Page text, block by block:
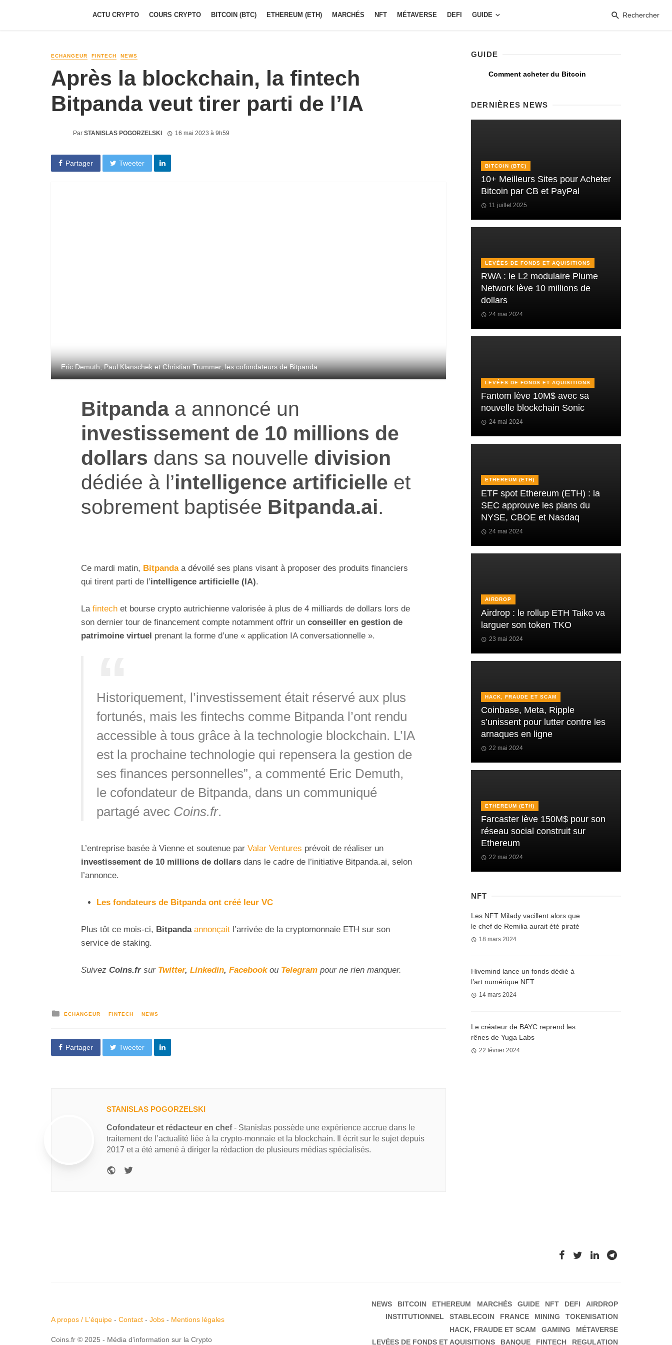
ACTU CRYPTO COURS CRYPTO BITCOIN (BTC) ETHEREUM (ETH) MARCHÉS NFT MÉTAVERSE DEFI GUIDE Rechercher
ECHANGEUR FINTECH NEWS
Après la blockchain, la fintech
Bitpanda veut tirer parti de l’IA
Par STANISLAS POGORZELSKI 16 mai 2023 à 9h59
Partager Tweeter
Eric Demuth, Paul Klanschek et Christian Trummer, les cofondateurs de Bitpanda
Bitpanda a annoncé un
investissement de 10 millions de
dollars dans sa nouvelle division
dédiée à l’intelligence artificielle et
sobrement baptisée Bitpanda.ai.
Ce mardi matin, Bitpandaa dévoilé ses plans visant à proposer des produits financiers
qui tirent parti de l’intelligence artificielle (IA).
La fintech et bourse crypto autrichienne valorisée à plus de 4 milliards de dollars lors de
son dernier tour de financement compte notamment offrir un conseiller en gestion de
patrimoine virtuel prenant la forme d’une « application IA conversationnelle ».
Historiquement, l’investissement était réservé aux plus
fortunés, mais les fintechs comme Bitpanda l’ont rendu
accessible à tous grâce à la technologie blockchain. L’IA
est la prochaine technologie qui repensera la gestion de
ses finances personnelles”, a commenté Eric Demuth,
le cofondateur de Bitpanda, dans un communiqué
partagé avec Coins.fr.
L’entreprise basée à Vienne et soutenue par Valar Ventures prévoit de réaliser un
investissement de 10 millions de dollars dans le cadre de l’initiative Bitpanda.ai, selon
l’annonce.
Les fondateurs de Bitpanda ont créé leur VC
Plus tôt ce mois-ci, Bitpanda annonçait l’arrivée de la cryptomonnaie ETH sur son
service de staking.
Suivez Coins.fr sur Twitter, Linkedin, Facebookou Telegram pour ne rien manquer.
ECHANGEUR FINTECH NEWS
Partager Tweeter
STANISLAS POGORZELSKI
Cofondateur et rédacteur en chef- Stanislas possède une expérience accrue dans le
traitement de l’actualité liée à la crypto-monnaie et la blockchain. Il écrit sur le sujet depuis
2017 et a été amené à diriger la rédaction de plusieurs médias spécialisés.
GUIDE
Comment acheter du Bitcoin
DERNIÈRES NEWS
BITCOIN (BTC)
10+ Meilleurs Sites pour Acheter
Bitcoin par CB et PayPal
11 juillet 2025
LEVÉES DE FONDS ET AQUISITIONS
RWA : le L2 modulaire Plume
Network lève 10 millions de
dollars
24 mai 2024
LEVÉES DE FONDS ET AQUISITIONS
Fantom lève 10M$ avec sa
nouvelle blockchain Sonic
24 mai 2024
ETHEREUM (ETH)
ETF spot Ethereum (ETH) : la
SEC approuve les plans du
NYSE, CBOE et Nasdaq
24 mai 2024
AIRDROP
Airdrop : le rollup ETH Taiko va
larguer son token TKO
23 mai 2024
HACK, FRAUDE ET SCAM
Coinbase, Meta, Ripple
s’unissent pour lutter contre les
arnaques en ligne
22 mai 2024
ETHEREUM (ETH)
Farcaster lève 150M$ pour son
réseau social construit sur
Ethereum
22 mai 2024
NFT
Les NFT Milady vacillent alors que
le chef de Remilia aurait été piraté
18 mars 2024
Hivemind lance un fonds dédié à
l’art numérique NFT
14 mars 2024
Le créateur de BAYC reprend les
rênes de Yuga Labs
22 février 2024
A propos / L'équipe - Contact - Jobs - Mentions légales
Coins.fr © 2025 - Média d'information sur la Crypto
NEWS BITCOIN ETHEREUM MARCHÉS GUIDE NFT DEFI
AIRDROP
INSTITUTIONNEL
STABLECOIN FRANCE MINING
TOKENISATION
HACK, FRAUDE ET SCAM
GAMING
MÉTAVERSE
LEVÉES DE FONDS ET AQUISITIONS
BANQUE FINTECH REGULATION